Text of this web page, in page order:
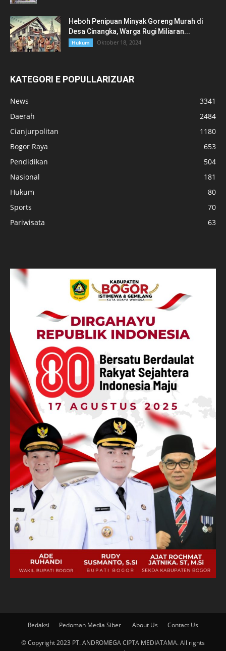
Heboh Penipuan Minyak Goreng Murah di
Desa Cinangka, Warga Rugi Miliaran...
Hukum Oktober 18, 2024
KATEGORI E POPULLARIZUAR
News
3341
Daerah
2484
Cianjurpolitan
1180
Bogor Raya
653
Pendidikan
504
Nasional
181
Hukum
80
Sports
70
Pariwisata
63
Redaksi Pedoman Media Siber About Us Contact Us
© Copyright 2023 PT. ANDROMEGA CIPTA MEDIATAMA. All rights